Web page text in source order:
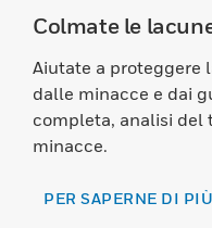
Colmate le
Aiutate a proteggere
dalle minacce e dai
completa, analisi del
minacce.
PER SAPERNE DI PIÙ